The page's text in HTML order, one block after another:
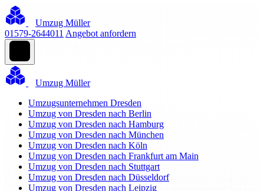
Umzug Müller
01579-2644011 Angebot anfordern
Umzug Müller
Umzugsunternehmen Dresden
Umzug von Dresden nach Berlin
Umzug von Dresden nach Hamburg
Umzug von Dresden nach München
Umzug von Dresden nach Köln
Umzug von Dresden nach Frankfurt am Main
Umzug von Dresden nach Stuttgart
Umzug von Dresden nach Düsseldorf
Umzug von Dresden nach Leipzig